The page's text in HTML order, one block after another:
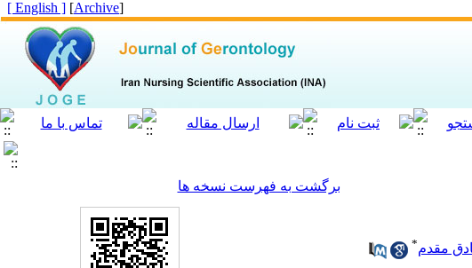
[
Archive
]
[ English ]
برگشت به فهرست نسخه ها
مقدم*